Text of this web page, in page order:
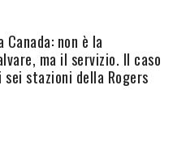
Canada: non è la
ma il servizio. Il caso
stazioni della Rogers